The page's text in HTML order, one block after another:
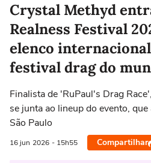
Crystal Methyd
Realness Festival
elenco
festival drag do
Finalista de 'RuPaul's Drag
se junta ao lineup do evento,
São Paulo
16 jun 2026 - 15h55 Compartilhar